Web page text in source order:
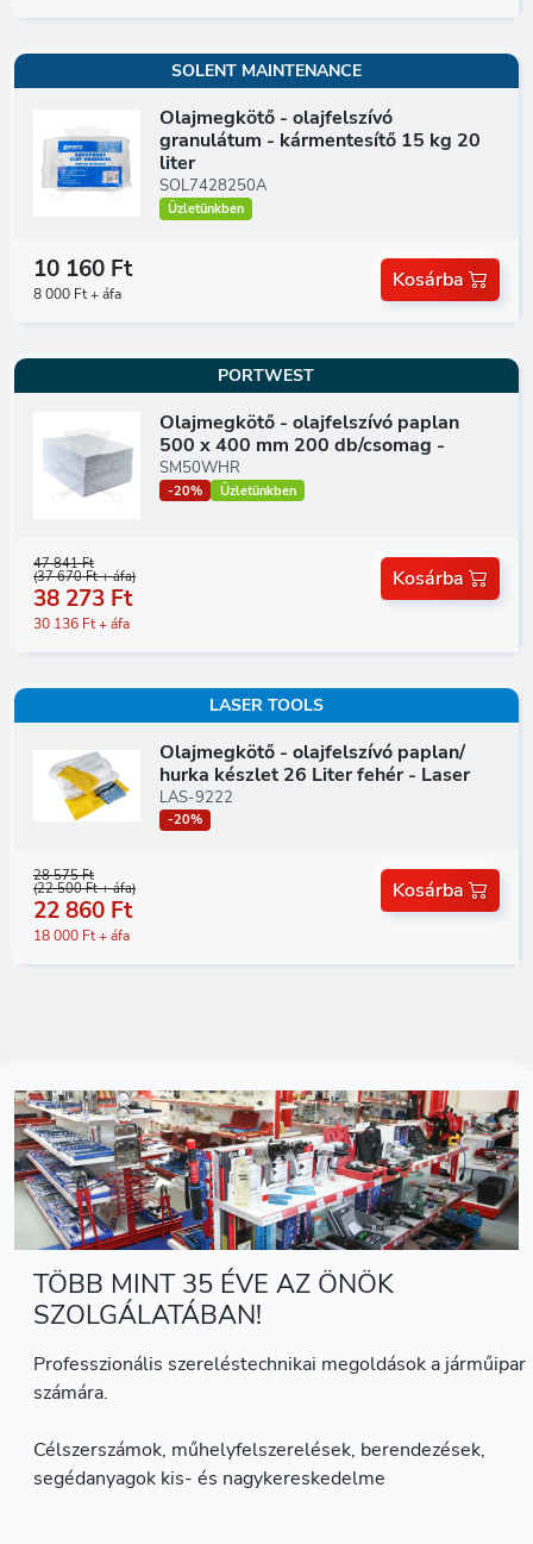
SOLENT MAINTENANCE
Olajmegkötő - olajfelszívó
granulátum - kármentesítő 15 kg 20
liter
SOL7428250A
Üzletünkben
10 160 Ft
8 000 Ft + áfa
Kosárba
PORTWEST
Olajmegkötő - olajfelszívó paplan
500 x 400 mm 200 db/csomag -
SM50WHR
-20% Üzletünkben
47 841 Ft
(37 670 Ft + áfa)
38 273 Ft
30 136 Ft + áfa
Kosárba
LASER TOOLS
Olajmegkötő - olajfelszívó paplan/
hurka készlet 26 Liter fehér - Laser
LAS-9222
-20%
28 575 Ft
(22 500 Ft + áfa)
22 860 Ft
18 000 Ft + áfa
Kosárba
TÖBB MINT 35 ÉVE AZ ÖNÖK
SZOLGÁLATÁBAN!
Professzionális szereléstechnikai megoldások a járműipar
számára.
Célszerszámok, műhelyfelszerelések, berendezések,
segédanyagok kis- és nagykereskedelme